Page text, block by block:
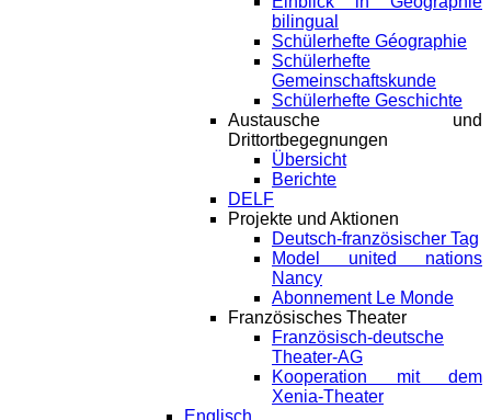
bilingual
Schülerhefte Géographie
Schülerhefte
Gemeinschaftskunde
Schülerhefte Geschichte
Austausche und
Drittortbegegnungen
Übersicht
Berichte
DELF
Projekte und Aktionen
Deutsch-französischer Tag
Model united nations
Nancy
Abonnement Le Monde
Französisches Theater
Französisch-deutsche
Theater-AG
Kooperation mit dem
Xenia-Theater
Englisch